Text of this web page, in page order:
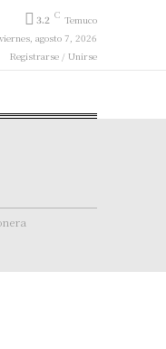
3.2 C Temuco
viernes, agosto 7, 2026
Registrarse / Unirse